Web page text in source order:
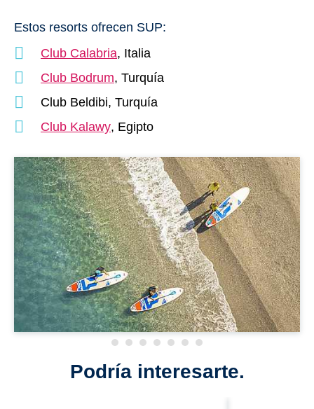
Estos resorts ofrecen SUP:
Club Calabria, Italia
Club Bodrum, Turquía
Club Beldibi, Turquía
Club Kalawy, Egipto
Podría interesarte.